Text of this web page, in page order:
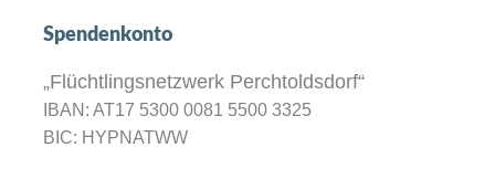
Spendenkonto
„Flüchtlingsnetzwerk Perchtoldsdorf“
IBAN: AT17 5300 0081 5500 3325
BIC: HYPNATWW